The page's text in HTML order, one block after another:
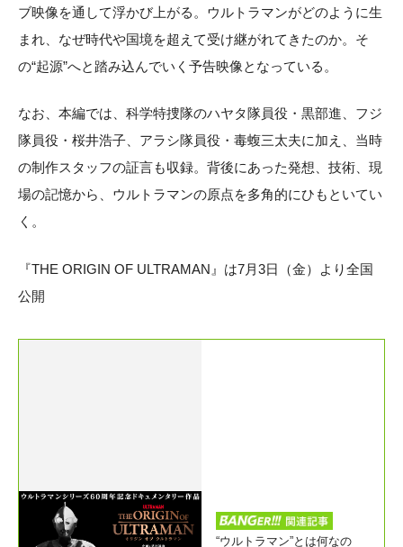
ブ映像を通して浮かび上がる。ウルトラマンがどのように生
まれ、なぜ時代や国境を超えて受け継がれてきたのか。そ
の“起源”へと踏み込んでいく予告映像となっている。
なお、本編では、科学特捜隊のハヤタ隊員役・黒部進、フジ
隊員役・桜井浩子、アラシ隊員役・毒蝮三太夫に加え、当時
の制作スタッフの証言も収録。背後にあった発想、技術、現
場の記憶から、ウルトラマンの原点を多角的にひもといてい
く。
『THE ORIGIN OF ULTRAMAN』は7月3日（金）より全国
公開
“ウルトラマン”とは何なの